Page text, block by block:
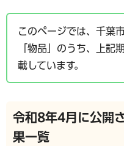
このページでは、千葉
「物品」のうち、上記
載しています。
令和8年4月に公開
果一覧